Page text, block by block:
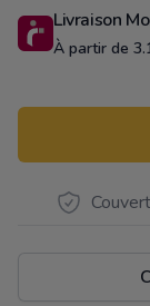
Livraison
À partir de